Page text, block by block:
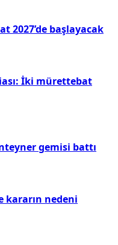
2027’de başlayacak
İki mürettebat
gemisi battı
nedeni